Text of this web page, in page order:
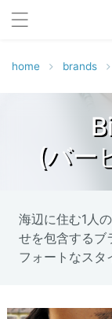
home brands
(バー
海辺に住む1人
せを包含するブ
フォートなスタ